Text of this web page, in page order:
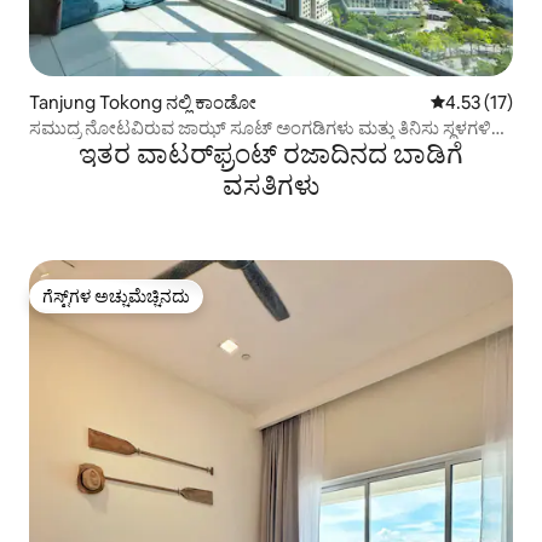
Tanjung Tokong ನಲ್ಲಿ ಕಾಂಡೋ 5 ರಲ್ಲಿ 4.53
4.53 (17)
ಸಮುದ್ರ ನೋಟವಿರುವ ಜಾಝ್ ಸೂಟ್ ಅಂಗಡಿಗಳು ಮತ್ತು ತಿನಿಸು ಸ್ಥಳಗಳಿಗೆ
ನಡಿಗೆ ದೂರವಿದೆ ವೈ-ಫೈ
ಇತರ ವಾಟರ್‌ಫ್ರಂಟ್ ರಜಾದಿನದ ಬಾಡಿಗೆ
ವಸತಿಗಳು
ಗೆಸ್ಟ್‌ಗಳ ಅಚ್ಚುಮೆಚ್ಚಿನದು
ಗೆಸ್ಟ್‌ಗಳ ಅಚ್ಚುಮೆಚ್ಚಿನದು